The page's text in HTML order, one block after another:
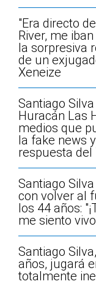
"Era directo
River, me
la sorpresiva
de un
Xeneize
Santiago
Huracán Las
medios que
la fake news
respuesta del
Santiago
con volver al
los 44 años:
me siento
Santiago
años, jugará
totalmente